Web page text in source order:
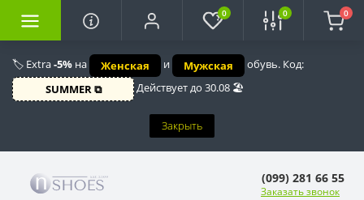
🏷️ Extra-5% на Женская и Мужская
обувь. Код:
SUMMER ⧉
Действует до 30.08 🏖️
Закрыть
0 0 0
(099) 281 66 55
Заказать звонок